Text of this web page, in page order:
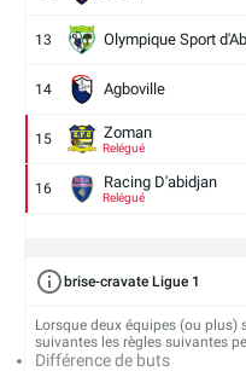
13 Olympique Sport
14 Agboville
15 Zoman
Relégué
16 Racing D'abidjan
Relégué
brise-cravate Ligue 1
Lorsque deux équipes (ou plus)
suivantes les règles suivantes
Différence de buts